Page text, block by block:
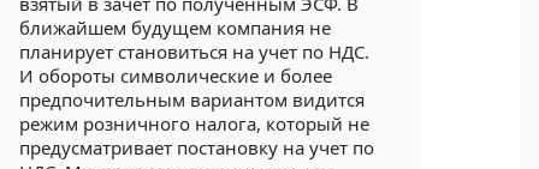
ближайшем будущем компания не
планирует становиться на учет по НДС.
И обороты символические и более
предпочительным вариантом видится
режим розничного налога, который не
предусматривает постановку на учет по